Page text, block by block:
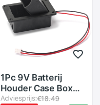
1Pc 9V Batterij
Houder Case Box
Cover Voor Gitaar
Adviesprijs:€18.49